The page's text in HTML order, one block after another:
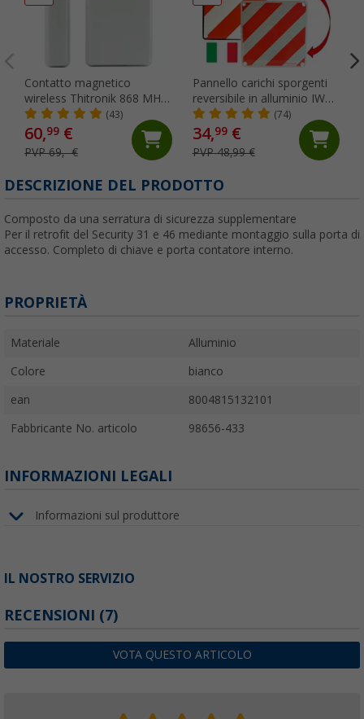
Contatto magnetico
wireless Thitronik 868 MHz
bianco
(43)
60,99 €
PVP 69,- €
Pannello carichi sporgenti
reversibile in alluminio IWH
2 in 1 Italia / Spagna 50 x
50 cm
(74)
34,99€
PVP 48,99 €
DESCRIZIONE DEL PRODOTTO
Composto da una serratura di sicurezza supplementare
Per il retrofit del Security 31 e 46 mediante montaggio sulla porta di
accesso. Completo di chiave e porta contatore interno.
PROPRIETÀ
Materiale Alluminio
Colore bianco
ean 8004815132101
Fabbricante No. articolo 98656-433
INFORMAZIONI LEGALI
Informazioni sul produttore
IL NOSTRO SERVIZIO
RECENSIONI (7)
VOTA QUESTO ARTICOLO